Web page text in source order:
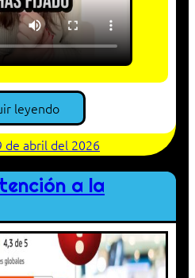
leyendo
de abril del 2026
a la